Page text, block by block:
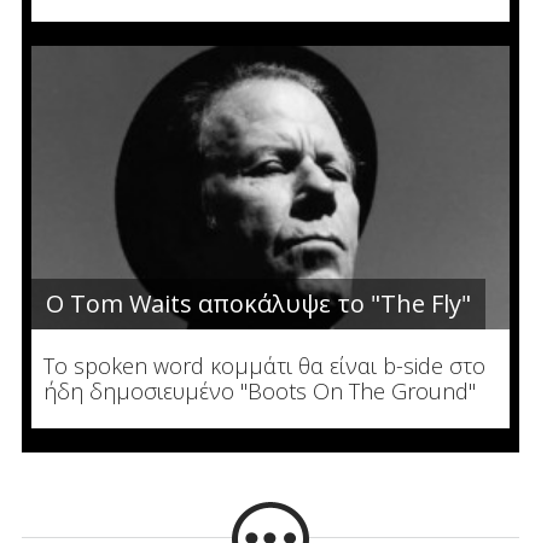
Ο Tom Waits αποκάλυψε το "The Fly"
To spoken word κομμάτι θα είναι b-side στο
ήδη δημοσιευμένο "Boots On The Ground"